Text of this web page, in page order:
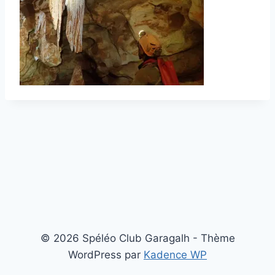
© 2026 Spéléo Club Garagalh - Thème
WordPress par Kadence WP